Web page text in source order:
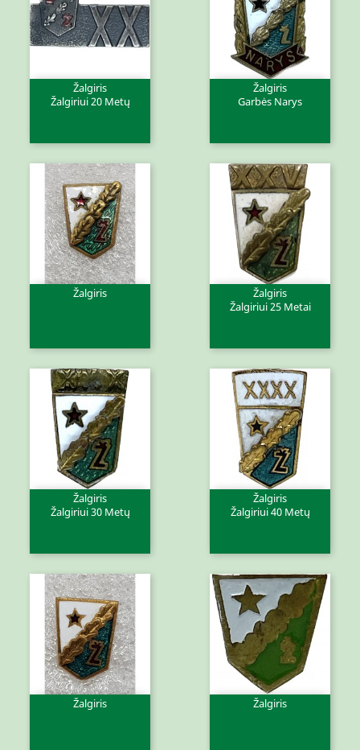
Žalgiris
Žalgiriui 20 Metų
Žalgiris
Garbės Narys
Žalgiris
Žalgiris
Žalgiriui 25 Metai
Žalgiris
Žalgiriui 30 Metų
Žalgiris
Žalgiriui 40 Metų
Žalgiris Žalgiris